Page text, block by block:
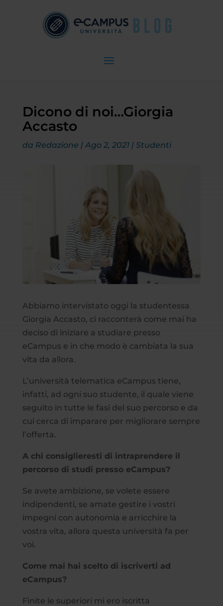
Dicono di noi…Giorgia
Accasto
da Redazione |Ago 2, 2021| Studenti
Abbiamo intervistato oggi la studentessa
Giorgia Accasto, ci racconterà come mai ha
deciso di iniziare a studiare presso
eCampus e in che modo è cambiata la sua
vita da allora.
L’università telematica eCampus tiene,
infatti, ad ogni suo studente, il quale viene
seguito in tutte le fasi del suo percorso e da
cui cerca di imparare per migliorare sempre
l’offerta.
A chi consiglieresti di intraprendere il
percorso di studi presso eCampus?
Se avete ambizione, se volete essere
indipendenti, se amate gestire i vostri
impegni con autonomia e arricchire la
vostra vita, allora questa università fa per
voi.
Come mai hai scelto di iscriverti ad
eCampus?
Finite le superiori mi ero iscritta